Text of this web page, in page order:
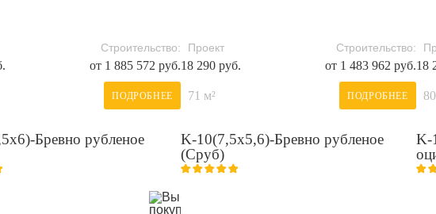
Строительство:
от 1 885 572 руб.
ПОДРОБНЕЕ
Проект
18 290 руб.
Строительство:
от 1 483 962 руб.
71 м² ПОДРОБНЕЕ
18
Бревно рубленое
K-10(7,5х5,6)-Бревно рубленое
(Сруб)
K-